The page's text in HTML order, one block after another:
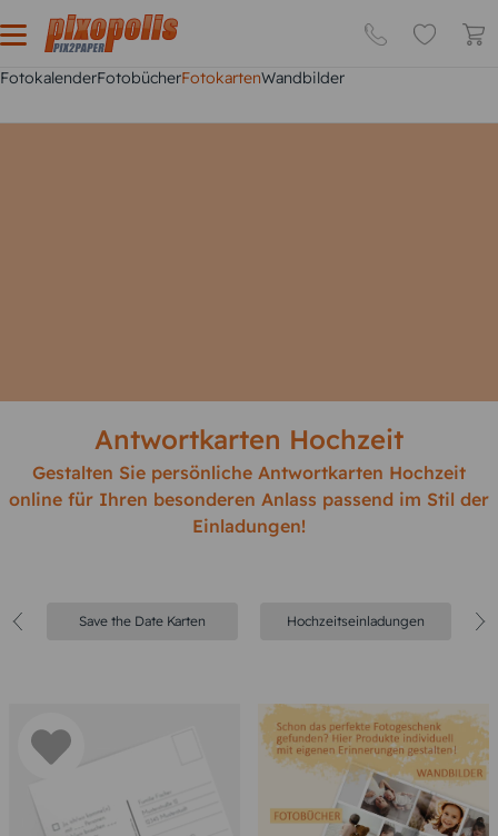
FotokalenderFotobücherFotokartenWandbilder
Antwortkarten Hochzeit
Gestalten Sie persönliche Antwortkarten Hochzeit
online für Ihren besonderen Anlass passend im Stil der
Einladungen!
Save the Date Karten Hochzeitseinladungen